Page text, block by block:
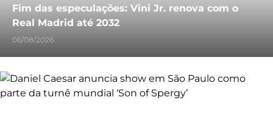
Fim das especulações: Vini Jr. renova com o
Real Madrid até 2032
06/08/2026